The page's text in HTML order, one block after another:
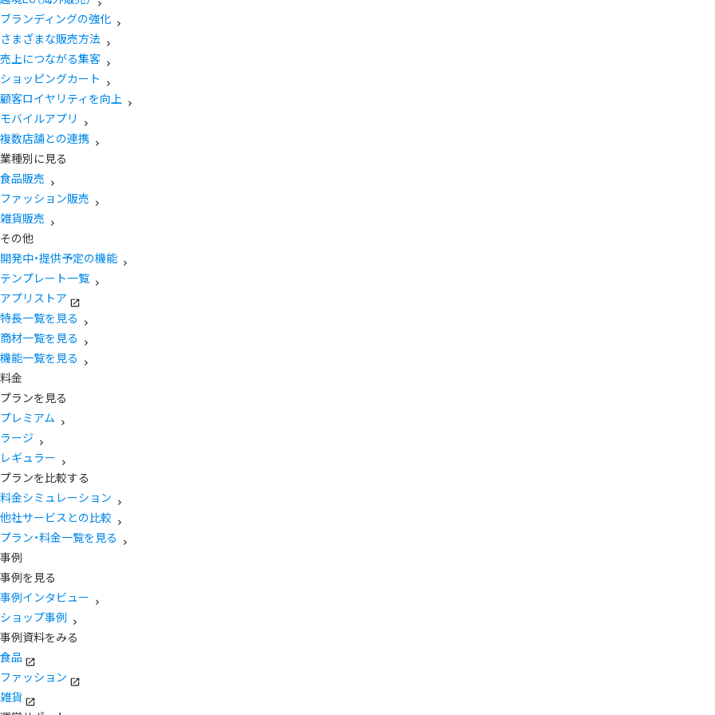
ブランディングの強化
さまざまな販売方法
売上につながる集客
ショッピングカート
顧客ロイヤリティを向上
モバイルアプリ
複数店舗との連携
業種別に見る
食品販売
ファッション販売
雑貨販売
その他
開発中・提供予定の機能
テンプレート一覧
アプリストア
特長一覧を見る
商材一覧を見る
機能一覧を見る
料金
プランを見る
プレミアム
ラージ
レギュラー
プランを比較する
料金シミュレーション
他社サービスとの比較
プラン・料金一覧を見る
事例
事例を見る
事例インタビュー
ショップ事例
事例資料をみる
食品
ファッション
雑貨